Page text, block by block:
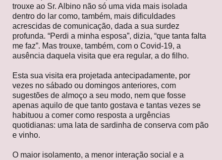
trouxe ao Sr. Albino não só uma vida mais isolada
dentro do lar como, também, mais dificuldades
acrescidas de comunicação, dada a sua surdez
profunda. “Perdi a minha esposa”, dizia, “que tanta falta
me faz”. Mas trouxe, também, com o Covid-19, a
ausência daquela visita que era regular, a do filho.
Esta sua visita era projetada antecipadamente, por
vezes no sábado ou domingos anteriores, com
sugestões de almoço a seu modo, nem que fosse
apenas aquilo de que tanto gostava e tantas vezes se
habituou a comer como resposta a urgências
quotidianas: uma lata de sardinha de conserva com pão
e vinho.
O maior isolamento, a menor interação social e a